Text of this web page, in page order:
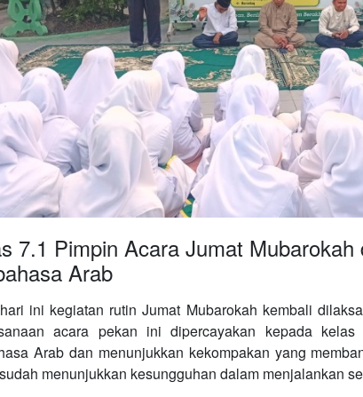
7.1 Pimpin Acara Jumat Mubarokah
Arab
ini kegiatan rutin Jumat Mubarokah kembali
acara pekan ini dipercayakan kepada
Arab dan menunjukkan kekompakan yang
menunjukkan kesungguhan dalam menjalankan